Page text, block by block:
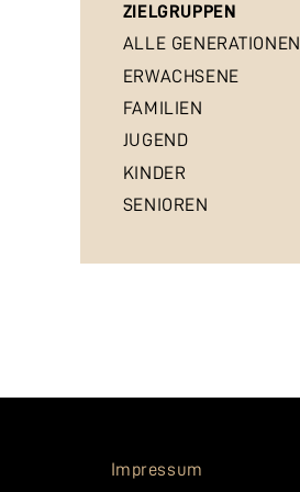
ZIELGRUPPEN
ALLE GENERATIONEN
ERWACHSENE
FAMILIEN
JUGEND
KINDER
SENIOREN
Impressum